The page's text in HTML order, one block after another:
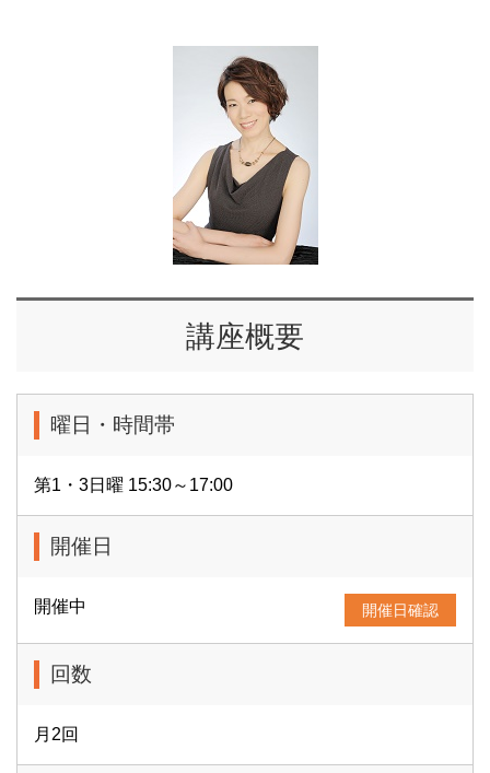
講座概要
曜日・時間帯
第1・3日曜 15:30～17:00
開催日
開催中 開催日確認
回数
月2回